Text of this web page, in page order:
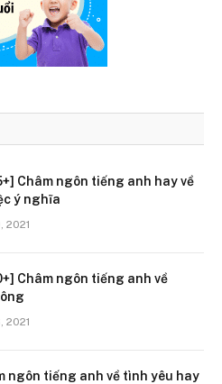
Châm ngôn tiếng anh hay về
ý nghĩa
2021
Châm ngôn tiếng anh về
2021
ngôn tiếng anh về tình yêu hay